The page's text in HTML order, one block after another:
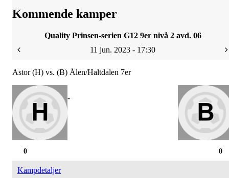
Kommende kamper
Quality Prinsen-serien G12 9er nivå 2 avd. 06
11 jun. 2023 - 17:30
Astor (H) vs. (B) Ålen/Haltdalen 7er
-
0
0
Kampdetaljer